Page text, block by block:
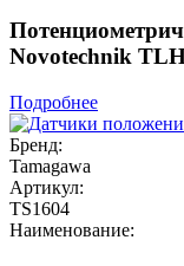
Novotechnik
Подробнее
Бренд:
Tamagawa
Артикул:
TS1604
Наименование: